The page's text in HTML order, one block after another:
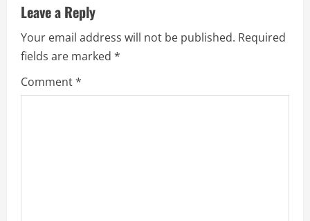
u
e
R
e
Leave a Reply
Your email address will not be published. Required
fields are marked *
Comment*